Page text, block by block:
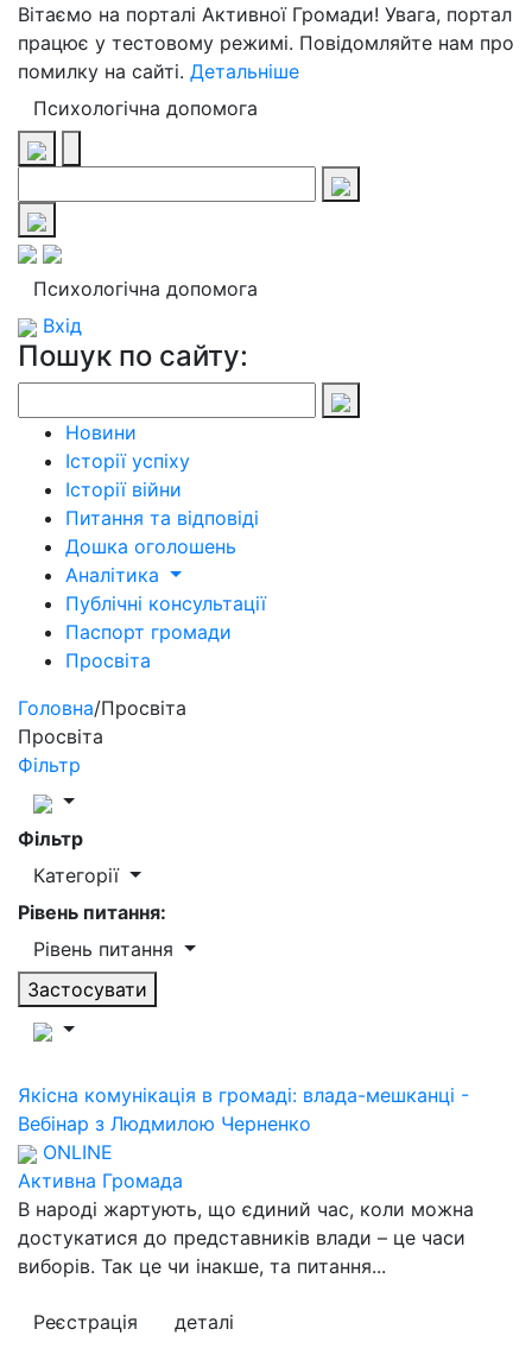
Вітаємо на порталі Активної Громади! Увага, портал
працює у тестовому режимі. Повідомляйте нам про
помилку на сайті. Детальніше
Психологічна допомога
Психологічна допомога
Вхід
Пошук по сайту:
Новини
Історії успіху
Історії війни
Питання та відповіді
Дошка оголошень
Аналітика
Публічні консультації
Паспорт громади
Просвіта
Головна/Просвіта
Просвіта
Фільтр
Фільтр
Категорії
Рівень питання:
Рівень питання
Застосувати
Якісна комунікація в громаді: влада-мешканці -
Вебінар з Людмилою Черненко
ONLINE
Активна Громада
В народі жартують, що єдиний час, коли можна
достукатися до представників влади – це часи
виборів. Так це чи інакше, та питання...
Реєстрація деталі